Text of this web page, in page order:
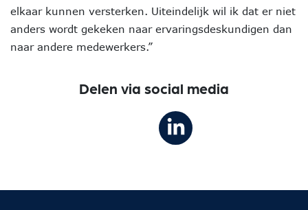
elkaar kunnen versterken. Uiteindelijk wil ik dat er niet
anders wordt gekeken naar ervaringsdeskundigen dan
naar andere medewerkers.”
Delen via social media